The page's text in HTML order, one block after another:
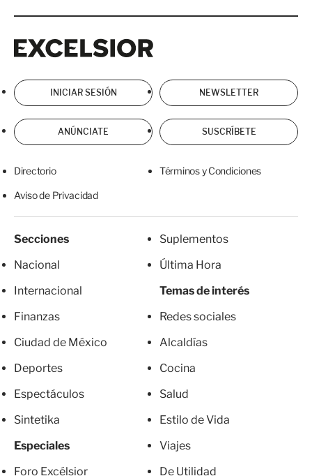
INICIAR SESIÓN NEWSLETTER
ANÚNCIATE SUSCRÍBETE
Directorio Términos y Condiciones
Aviso de Privacidad
Secciones
Nacional
Internacional
Finanzas
Ciudad de México
Deportes
Espectáculos
Sintetika
Especiales
Foro Excélsior
Suplementos
Última Hora
Temas de interés
Redes sociales
Alcaldías
Cocina
Salud
Estilo de Vida
Viajes
De Utilidad